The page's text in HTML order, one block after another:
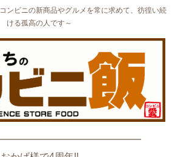
ンビニの新商品やグルメを常に求めて、彷徨い続
ける孤高の人です～